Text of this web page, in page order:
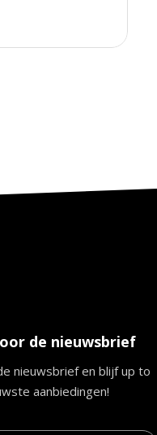
de nieuwsbrief
nieuwsbrief en blijf up to
aanbiedingen!